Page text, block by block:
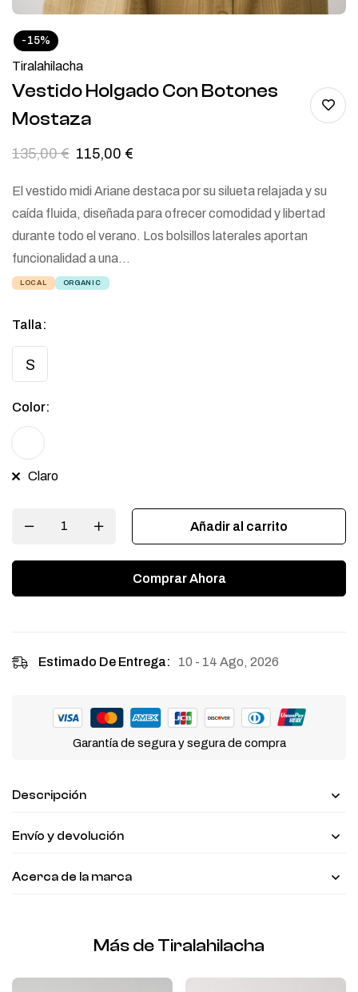
-15%
Tiralahilacha
Vestido Holgado Con Botones
Mostaza
135,00€ 115,00 €
El vestido midi Ariane destaca por su silueta relajada y su
caída fluida, diseñada para ofrecer comodidad y libertad
durante todo el verano. Los bolsillos laterales aportan
funcionalidad a una…
LOCAL ORGANIC
Talla:
S
Color:
Claro
Añadir al carrito
Comprar Ahora
Estimado De Entrega: 10 - 14 Ago, 2026
Garantía de segura y segura de compra
Descripción
Envío y devolución
Acerca de la marca
Más de Tiralahilacha